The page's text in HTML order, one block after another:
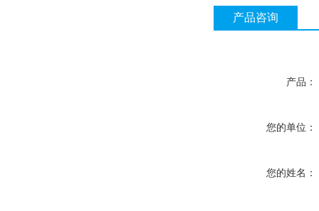
产品咨询
产品：
您的单位：
您的姓名：